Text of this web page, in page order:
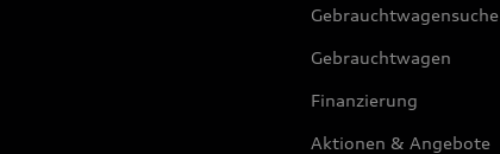
Gebrauchtwagensuche
Gebrauchtwagen
Finanzierung
Aktionen & Angebote